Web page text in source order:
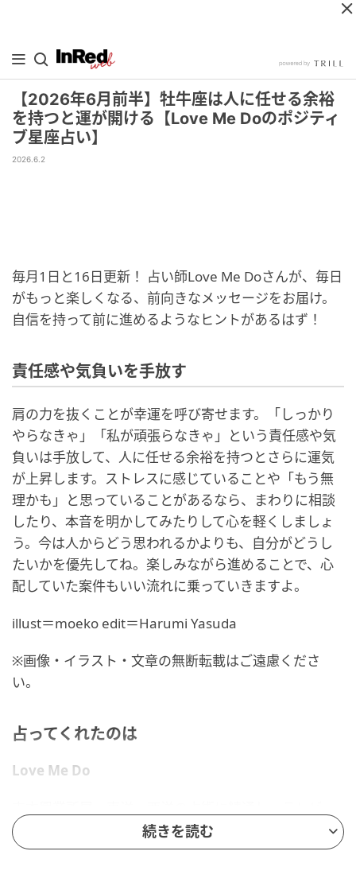
【2026年6月前半】牡牛座は人に任せる余裕
を持つと運が開ける【Love Me Doのポジティ
ブ星座占い】
2026.6.2
毎月1日と16日更新！ 占い師Love Me Doさんが、毎日
がもっと楽しくなる、前向きなメッセージをお届け。
自信を持って前に進めるようなヒントがあるはず！
責任感や気負いを手放す
肩の力を抜くことが幸運を呼び寄せます。「しっかり
やらなきゃ」「私が頑張らなきゃ」という責任感や気
負いは手放して、人に任せる余裕を持つとさらに運気
が上昇します。ストレスに感じていることや「もう無
理かも」と思っていることがあるなら、まわりに相談
したり、本音を明かしてみたりして心を軽くしましょ
う。今は人からどう思われるかよりも、自分がどうし
たいかを優先してね。楽しみながら進めることで、心
配していた案件もいい流れに乗っていきますよ。
illust＝moeko edit＝Harumi Yasuda
※画像・イラスト・文章の無断転載はご遠慮くださ
い。
占ってくれたのは
Love Me Do
ラジオ出演多数。著書に『生まれはあなたを支配する
けど 変わることだけが運をよくする』（日経BP）、
続きを読む